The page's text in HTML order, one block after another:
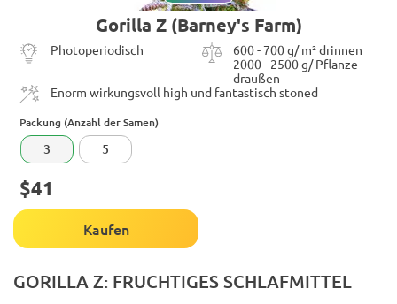
Gorilla Z (Barney's Farm)
Photoperiodisch
600 - 700 g/ m² drinnen
2000 - 2500 g/ Pflanze
draußen
Enorm wirkungsvoll high und fantastisch stoned
Packung (Anzahl der Samen)
3 5
$41
Kaufen
GORILLA Z: FRUCHTIGES SCHLAFMITTEL